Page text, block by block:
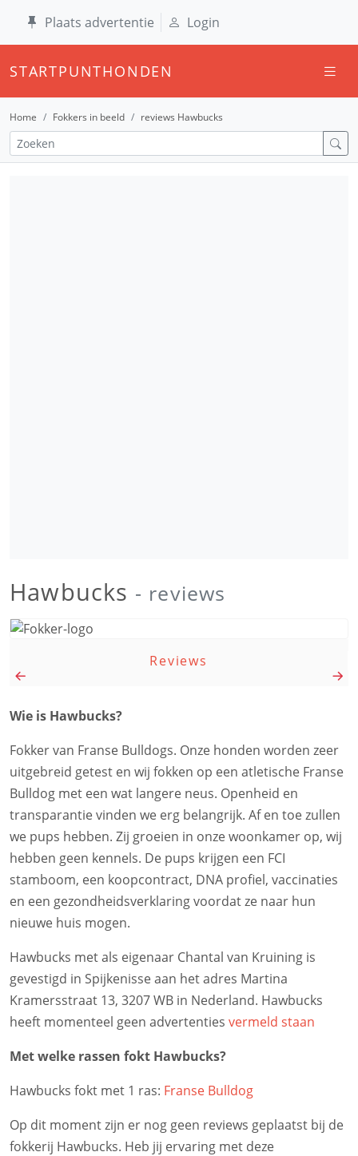
Plaats advertentie Login
STARTPUNTHONDEN
Home Fokkers in beeld reviews Hawbucks
Hawbucks - reviews
Reviews
Wie is Hawbucks?
Fokker van Franse Bulldogs. Onze honden worden zeer
uitgebreid getest en wij fokken op een atletische Franse
Bulldog met een wat langere neus. Openheid en
transparantie vinden we erg belangrijk. Af en toe zullen
we pups hebben. Zij groeien in onze woonkamer op, wij
hebben geen kennels. De pups krijgen een FCI
stamboom, een koopcontract, DNA profiel, vaccinaties
en een gezondheidsverklaring voordat ze naar hun
nieuwe huis mogen.
Hawbucks met als eigenaar Chantal van Kruining is
gevestigd in Spijkenisse aan het adres Martina
Kramersstraat 13, 3207 WB in Nederland. Hawbucks
heeft momenteel geen advertenties vermeld staan
Met welke rassen fokt Hawbucks?
Hawbucks fokt met 1 ras: Franse Bulldog
Op dit moment zijn er nog geen reviews geplaatst bij de
fokkerij Hawbucks. Heb jij ervaring met deze